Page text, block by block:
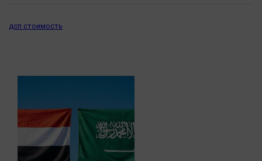
Гороскоп
Интервью
Конкурс
Народная журналистика
дсп стоимость